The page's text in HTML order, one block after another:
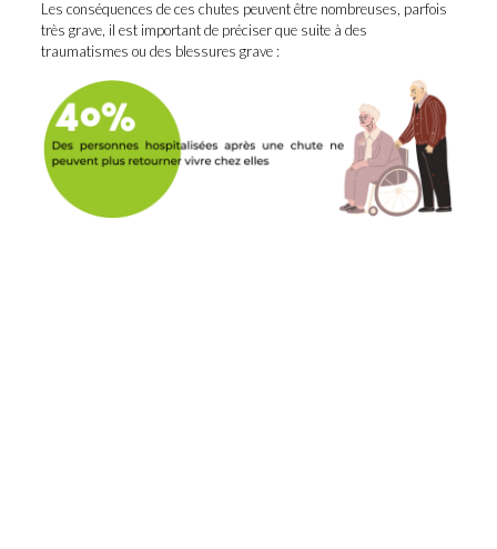
Les conséquences de ces chutes peuvent être nombreuses, parfois
très grave, il est important de préciser que suite à des
traumatismes ou des blessures grave :